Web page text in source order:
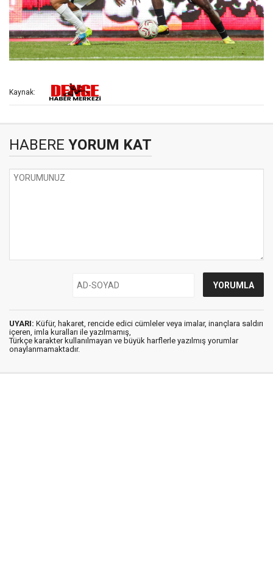
Kaynak:
HABERE YORUM KAT
UYARI: Küfür, hakaret, rencide edici cümleler veya imalar, inançlara saldırı
içeren, imla kuralları ile yazılmamış,
Türkçe karakter kullanılmayan ve büyük harflerle yazılmış yorumlar
onaylanmamaktadır.